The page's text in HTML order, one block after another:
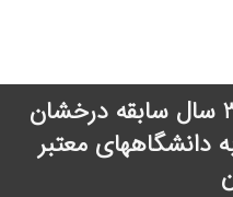
CIS Group با بیش از 30 سال سابقه درخشان
دانشگاههای معتبر